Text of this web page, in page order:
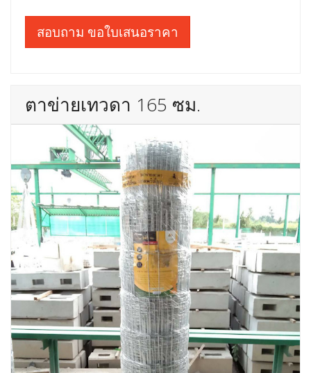
สอบถาม ขอใบเสนอราคา
ตาข่ายเทวดา 165 ซม.